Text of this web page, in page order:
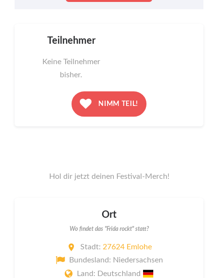
Teilnehmer
Keine Teilnehmer
bisher.
NIMM TEIL!
Hol dir jetzt deinen Festival-Merch!
Ort
Wo findet das "Frida rockt" statt?
Stadt: 27624 Emlohe
Bundesland: Niedersachsen
Land: Deutschland